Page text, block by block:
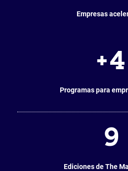
Empresas
+4
Programas para
9
Ediciones de The